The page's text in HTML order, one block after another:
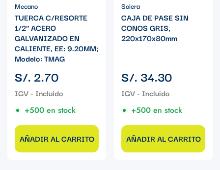
Mecano
TUERCA C/RESORTE
1/2" ACERO
GALVANIZADO EN
CALIENTE, EE: 9.20MM;
Modelo: TMAG
Precio
regular
S/. 2.70
+500 en stock
AÑADIR AL CARRITO
Solera
CAJA DE PASE SIN
CONOS GRIS,
220x170x80mm
Precio
regular
S/. 34.30
+500 en stock
AÑADIR AL CARRITO